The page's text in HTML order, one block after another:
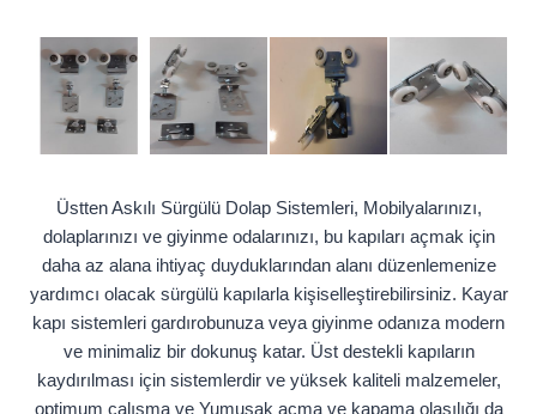
Üstten Askılı Sürgülü Dolap Sistemleri, Mobilyalarınızı,
dolaplarınızı ve giyinme odalarınızı, bu kapıları açmak için
daha az alana ihtiyaç duyduklarından alanı düzenlemenize
yardımcı olacak sürgülü kapılarla kişiselleştirebilirsiniz. Kayar
kapı sistemleri gardırobunuza veya giyinme odanıza modern
ve minimaliz bir dokunuş katar. Üst destekli kapıların
kaydırılması için sistemlerdir ve yüksek kaliteli malzemeler,
optimum çalışma ve Yumuşak açma ve kapama olasılığı da